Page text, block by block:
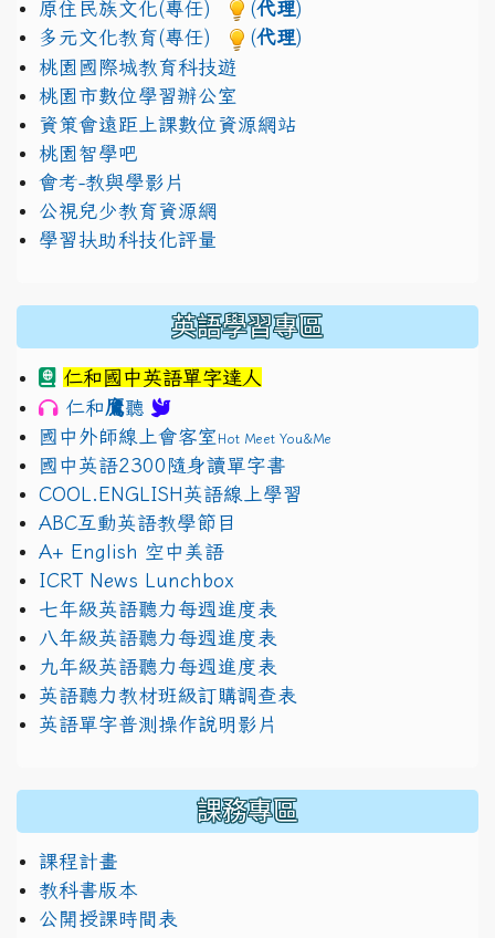
原住民族文化(專任) (代理)
多元文化教育(專任)
(代理)
桃園國際城教育科技遊
桃園市數位學習辦公室
資策會遠距上課數位資源網站
桃園智學吧
會考-教與學影片
公視兒少教育資源網
學習扶助科技化評量
英語學習專區
仁和國中英語單字達人
仁和鷹聽
國中外師線上會客室Hot Meet You&Me
國中英語2300隨身讀單字書
COOL.ENGLISH英語線上學習
ABC互動英語教學節目
A+ English 空中美語
ICRT News Lunchbox
七年級英語聽力每週進度表
八年級英語聽力每週進度表
九年級英語聽力每週進度表
英語聽力教材班級訂購調查表
英語單字普測操作說明影片
課務專區
課程計畫
教科書版本
公開授課時間表